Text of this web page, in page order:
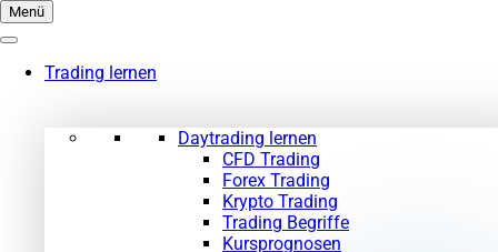
Zum
Inhalt
Menü
Trading lernen
Daytrading lernen
CFD Trading
Forex Trading
Krypto Trading
Trading Begriffe
Kursprognosen